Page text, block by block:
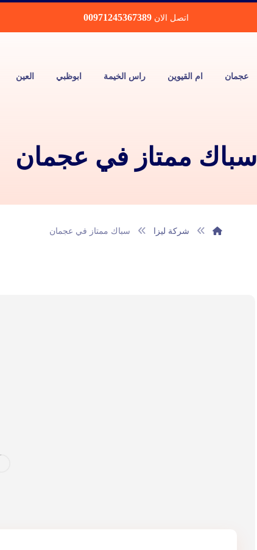
اتصل الان 00971245367389
عجمان ام القيوين راس الخيمة ابوظبي العين
سباك ممتاز في عجمان
شركة ليزا سباك ممتاز في عجمان